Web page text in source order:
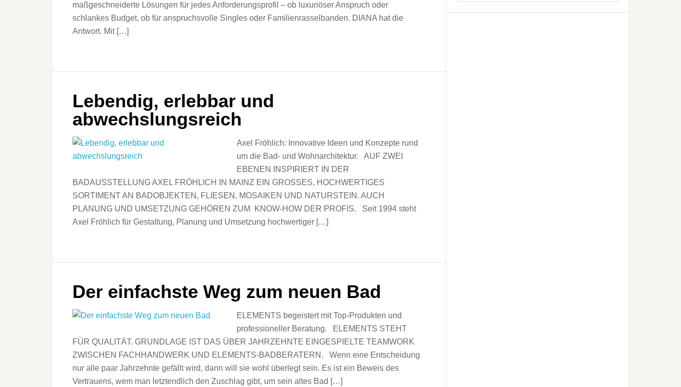
maßgeschneiderte Lösungen für jedes Anforderungsprofil – ob luxuriöser Anspruch oder
schlankes Budget, ob für anspruchsvolle Singles oder Familienrasselbanden. DIANA hat die
Antwort. Mit […]
Lebendig, erlebbar und
abwechslungsreich
Axel Fröhlich: Innovative Ideen und Konzepte rund
um die Bad- und Wohnarchitektur. AUF ZWEI
EBENEN INSPIRIERT IN DER
BADAUSSTELLUNG AXEL FRÖHLICH IN MAINZ EIN GROSSES, HOCHWERTIGES
SORTIMENT AN BADOBJEKTEN, FLIESEN, MOSAIKEN UND NATURSTEIN. AUCH
PLANUNG UND UMSETZUNG GEHÖREN ZUM KNOW-HOW DER PROFIS. Seit 1994 steht
Axel Fröhlich für Gestaltung, Planung und Umsetzung hochwertiger […]
Der einfachste Weg zum neuen Bad
ELEMENTS begeistert mit Top-Produkten und
professioneller Beratung. ELEMENTS STEHT
FÜR QUALITÄT. GRUNDLAGE IST DAS ÜBER JAHRZEHNTE EINGESPIELTE TEAMWORK
ZWISCHEN FACHHANDWERK UND ELEMENTS-BADBERATERN. Wenn eine Entscheidung
nur alle paar Jahrzehnte gefällt wird, dann will sie wohl überlegt sein. Es ist ein Beweis des
Vertrauens, wem man letztendlich den Zuschlag gibt, um sein altes Bad […]